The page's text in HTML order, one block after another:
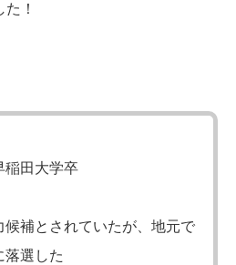
！
稲田大学卒
候補とされていたが、地元で
落選した